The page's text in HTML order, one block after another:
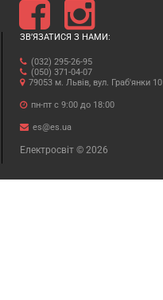
ЗВ’ЯЗАТИСЯ З НАМИ:
(032) 295-26-95
(050) 371-04-07
79053 м. Львів, вул. Граб'янки 10
пн-пт с 9:00 до 18:00
es@es.ua
Електросвіт © 2026